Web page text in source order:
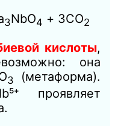
3NbO4 + ЗСO2
кислоты,
она
3
(метаформа).
проявляет